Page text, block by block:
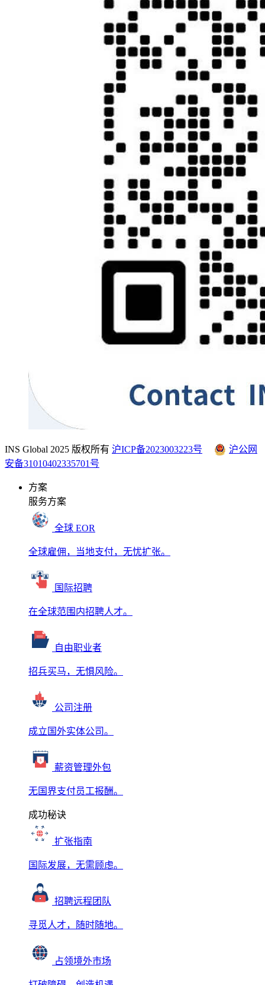
INS Global 2025 版权所有 沪ICP备2023003223号
沪公网
安备31010402335701号
方案
服务方案
全球 EOR
全球雇佣，当地支付，无忧扩张。
国际招聘
在全球范围内招聘人才。
自由职业者
招兵买马，无惧风险。
公司注册
成立国外实体公司。
薪资管理外包
无国界支付员工报酬。
成功秘诀
扩张指南
国际发展，无需顾虑。
招聘远程团队
寻觅人才，随时随地。
占领境外市场